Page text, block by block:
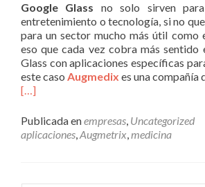
Google Glass no solo sirven
entretenimiento o tecnología, si no
para un sector mucho más útil como
eso que cada vez cobra más sentido
Glass con aplicaciones específicas
este caso Augmedix es una compañía
[…]
Publicada enempresas, Uncategorized
aplicaciones,Augmetrix,medicina